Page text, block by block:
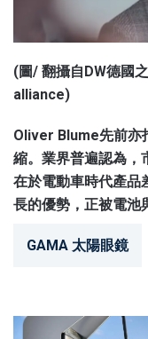
(圖/ 翻攝自DW德國
alliance)
Oliver Blume先前亦
縮。業界普遍認為，
在於電動車時代產品
長的優勢，正被電池
GAMA 太陽眼鏡